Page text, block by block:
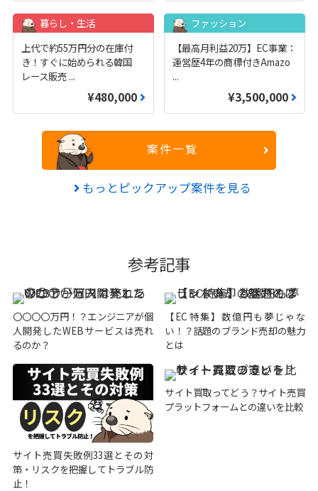
暮らし・生活
上代で約55万円分の在庫付
き！すぐに始められる韓国
レース販売 ...
¥480,000
ファッション
【最高月利益20万】EC事業：
運営歴4年の商標付きAmazo
...
¥3,500,000
案件一覧
もっとピックアップ案件を見る
参考記事
〇〇〇〇万円！？エンジニアが個
人開発したWEBサービスは売れ
るのか？
【EC特集】数億円も夢じゃな
い！？話題のブランド売却の魅力
とは
サイト売買失敗例33選とその対
策・リスクを把握してトラブル防
止！
サイト買取ってどう？サイト売買
プラットフォームとの違いを比較